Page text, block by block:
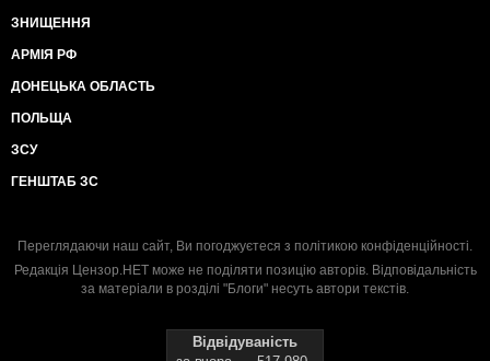
ЗНИЩЕННЯ
АРМІЯ РФ
ДОНЕЦЬКА ОБЛАСТЬ
ПОЛЬЩА
ЗСУ
ГЕНШТАБ ЗС
Переглядаючи наш сайт, Ви погоджуєтеся з політикою конфіденційності.
Редакція Цензор.НЕТ може не поділяти позицію авторів. Відповідальність
за матеріали в розділі "Блоги" несуть автори текстів.
Відвідуваність